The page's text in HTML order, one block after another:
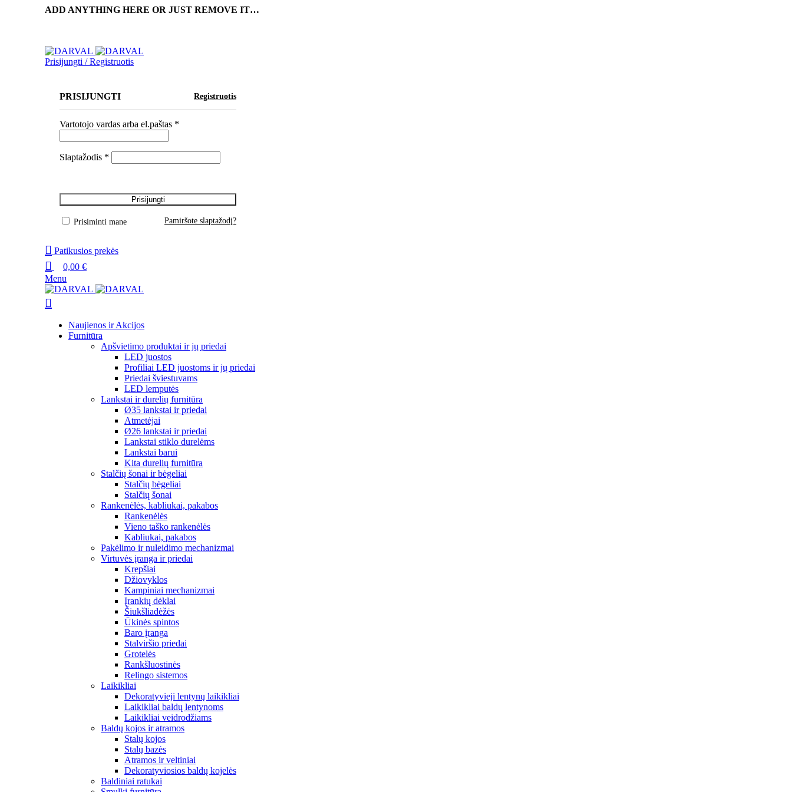
ADD ANYTHING HERE OR JUST REMOVE IT…
Prisijungti / Registruotis
PRISIJUNGTI Registruotis
Vartotojo vardas arba el.paštas *
Slaptažodis *
Prisijungti
Pamiršote slaptažodį?
Prisiminti mane
Patikusios prekės
0,00 €
Menu
Naujienos ir Akcijos
Furnitūra
Apšvietimo produktai ir jų priedai
LED juostos
Profiliai LED juostoms ir jų priedai
Priedai šviestuvams
LED lemputės
Lankstai ir durelių furnitūra
Ø35 lankstai ir priedai
Atmetėjai
Ø26 lankstai ir priedai
Lankstai stiklo durelėms
Lankstai barui
Kita durelių furnitūra
Stalčių šonai ir bėgeliai
Stalčių bėgeliai
Stalčių šonai
Rankenėlės, kabliukai, pakabos
Rankenėlės
Vieno taško rankenėlės
Kabliukai, pakabos
Pakėlimo ir nuleidimo mechanizmai
Virtuvės įranga ir priedai
Krepšiai
Džiovyklos
Kampiniai mechanizmai
Įrankių dėklai
Šiukšliadėžės
Ūkinės spintos
Baro įranga
Stalviršio priedai
Grotelės
Rankšluostinės
Relingo sistemos
Laikikliai
Dekoratyvieji lentynų laikikliai
Laikikliai baldų lentynoms
Laikikliai veidrodžiams
Baldų kojos ir atramos
Stalų kojos
Stalų bazės
Atramos ir veltiniai
Dekoratyviosios baldų kojelės
Baldiniai ratukai